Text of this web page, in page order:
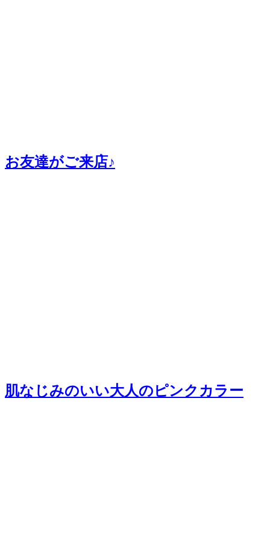
お友達がご来店♪
肌なじみのいい大人のピンクカラー